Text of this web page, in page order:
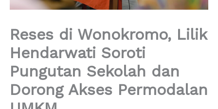
Reses di Wonokromo, Lilik
Hendarwati Soroti
Pungutan Sekolah dan
Dorong Akses Permodalan